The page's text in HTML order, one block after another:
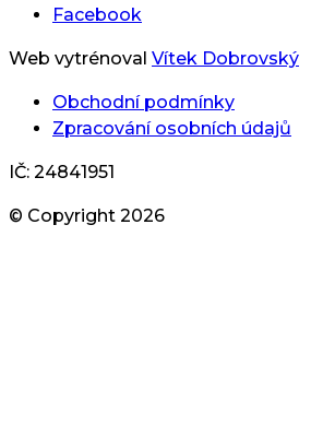
Facebook
Web vytrénoval Vítek Dobrovský
Obchodní podmínky
Zpracování osobních údajů
IČ: 24841951
© Copyright 2026